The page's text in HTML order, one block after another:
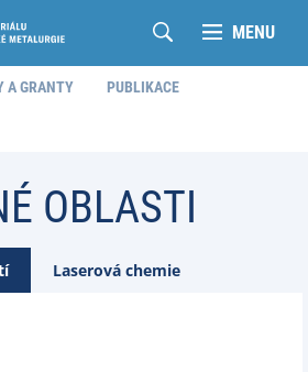
MENU
A GRANTY PUBLIKACE
OBLASTI
Laserová chemie